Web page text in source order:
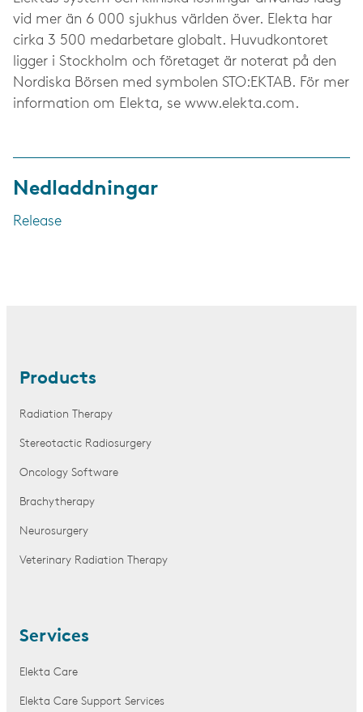
vid mer än 6 000 sjukhus världen över. Elekta har
cirka 3 500 medarbetare globalt. Huvudkontoret
ligger i Stockholm och företaget är noterat på den
Nordiska Börsen med symbolen STO:EKTAB. För mer
information om Elekta, se www.elekta.com.
Nedladdningar
Release
Products
Radiation Therapy
Stereotactic Radiosurgery
Oncology Software
Brachytherapy
Neurosurgery
Veterinary Radiation Therapy
Services
Elekta Care
Elekta Care Support Services